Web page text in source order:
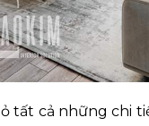
tất cả những chi